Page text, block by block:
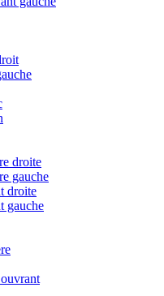
droite
gauche
droite
gauche